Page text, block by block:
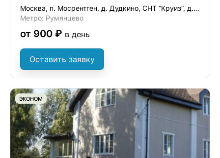
Москва, п. Мосрентген, д. Дудкино, СНТ “Круиз”, д.35
Метро: Румянцево
от 900 ₽ в день
Оставить заявку
ЭКОНОМ